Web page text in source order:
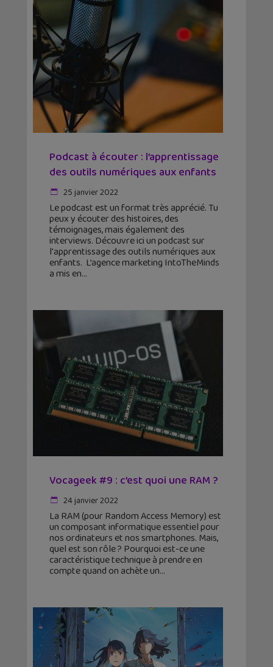
Podcast à écouter : l’apprentissage
des outils numériques aux enfants
25 janvier 2022
Le podcast est un format très apprécié. Tu
peux y écouter des histoires, des
témoignages, mais également des
interviews. Découvre ici un podcast sur
l'apprentissage des outils numériques aux
enfants. L’agence marketing IntoTheMinds
a mis en
Vocageek #9 : c’est quoi une RAM ?
24 janvier 2022
La RAM (pour Random Access Memory) est
un composant informatique essentiel pour
nos ordinateurs et nos smartphones. Mais,
quel est son rôle ? Pourquoi est-ce une
caractéristique technique à prendre en
compte quand on achète un